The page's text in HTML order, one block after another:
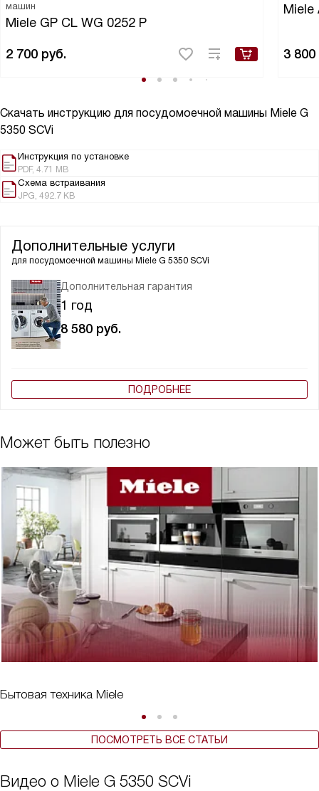
машин
Miele GP CL WG 0252 P
2 700 руб.
Miele
3 800
Скачать инструкцию для посудомоечной машины Miele G
5350 SCVi
Инструкция по установке
PDF, 4.71 MB
Схема встраивания
JPG, 492.7 KB
Дополнительные услуги
для посудомоечной машины Miele G 5350 SCVi
Дополнительная гарантия
1 год
8 580 руб.
ПОДРОБНЕЕ
Может быть полезно
Бытовая техника Miele
ПОСМОТРЕТЬ ВСЕ СТАТЬИ
Видео о Miele G 5350 SCVi